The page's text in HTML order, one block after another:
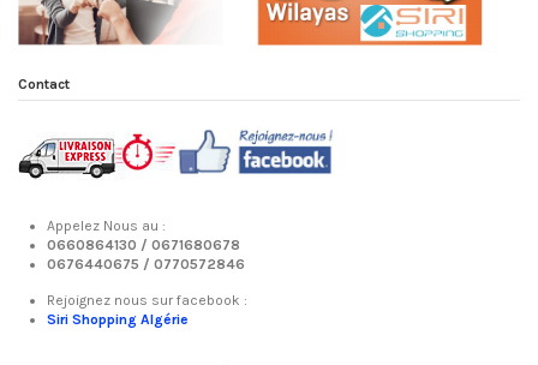
Contact
Appelez Nous au :
0660864130 / 0671680678
0676440675 / 0770572846
Rejoignez nous sur facebook :
Siri Shopping Algérie